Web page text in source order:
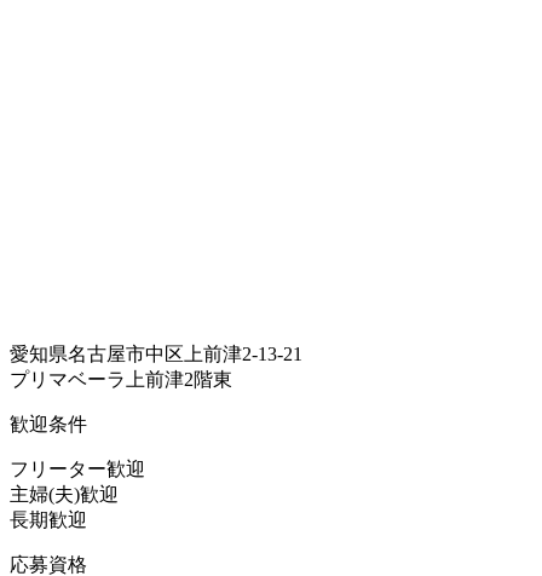
愛知県名古屋市中区上前津2-13-21
プリマベーラ上前津2階東
歓迎条件
フリーター歓迎
主婦(夫)歓迎
長期歓迎
応募資格